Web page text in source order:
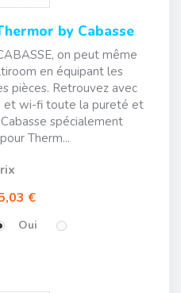
by Cabasse
on peut même
en équipant les
pièces. Retrouvez avec
wi-fi toute la pureté et
spécialement
Therm...
€
Oui